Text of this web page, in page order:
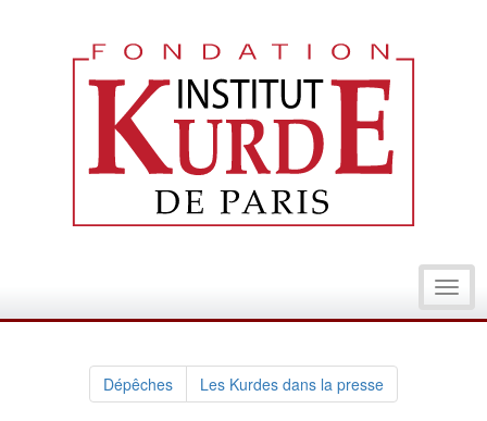
Dépêches Les Kurdes dans la presse